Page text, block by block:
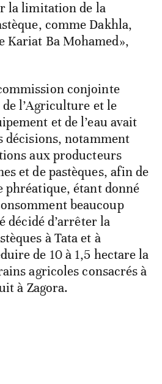
la limitation de la
comme Dakhla,
Kariat Ba Mohamed»,
conjointe
l’Agriculture et le
et de l’eau avait
décisions, notamment
aux producteurs
et de pastèques, afin de
phréatique, étant donné
beaucoup
décidé d’arrêter la
à Tata et à
de 10 à 1,5 hectare la
agricoles consacrés à
à Zagora.